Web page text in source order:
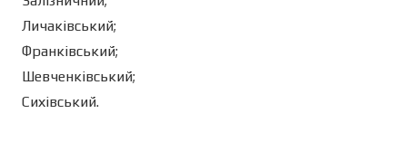
Личаківський;
Франківський;
Шевченківський;
Сихівський.